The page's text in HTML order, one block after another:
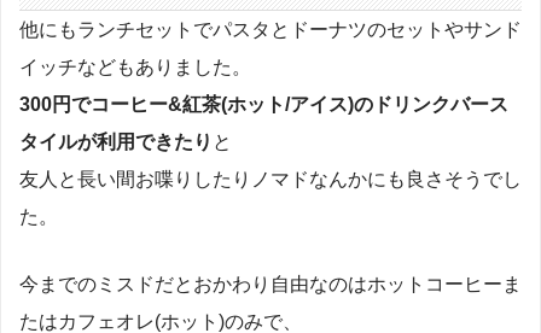
他にもランチセットでパスタとドーナツのセットやサンド
イッチなどもありました。
300円でコーヒー&紅茶(ホット/アイス)のドリンクバース
タイルが利用できたり と
友人と長い間お喋りしたりノマドなんかにも良さそうでし
た。
今までのミスドだとおかわり自由なのはホットコーヒーま
たはカフェオレ(ホット)のみで、